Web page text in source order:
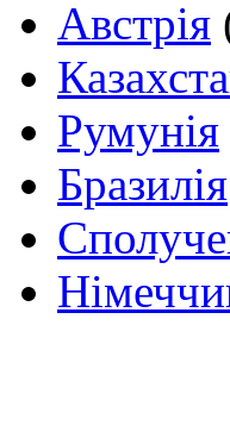
Австрія
Румунія
Бразилія